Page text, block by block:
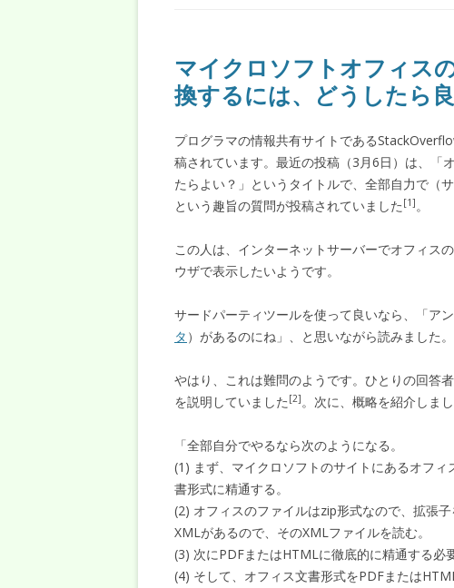
マイクロソフトオフィス
換するには、どうしたら
プログラマの情報共有サイトである
稿されています。最近の投稿（3月6日）は、「
たらよい？」というタイトルで、全部自力で（
という趣旨の質問が投稿されていました [1]。
この人は、インターネットサーバーでオフィス
ウザで表示したいようです。
サードパーティツールを使って良いなら、「ア
タ ）があるのにね」、と思いながら読みました。
やはり、これは難問のようです。ひとりの回答
を説明していました [2]。次に、概略を紹介しまし
「全部自分でやるなら次のようになる。
(1) まず、マイクロソフトのサイトにあるオフィ
書形式に精通する。
(2) オフィスのファイルはzip形式なので、拡張
XMLがあるので、そのXMLファイルを読む。
(3) 次にPDFまたはHTMLに徹底的に精通する必
(4) そして、オフィス文書形式をPDFまたは